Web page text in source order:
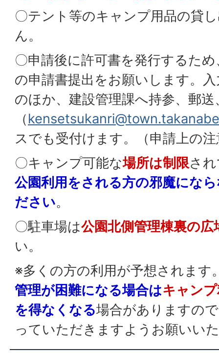
〇テント等のキャンプ用品の貸
ん。
〇申請後に許可書を発行するた
の申請書提出をお願いします。
のほか、建設管理課へ持参、郵
（
スでも受付けます。（申請上の
〇キャンプ可能な場所は制限さ
公園利用をされる方の邪魔にな
ださい。
〇駐車場は公園北側管理棟裏の広
い。
※多くの方の利用が予想されます
管理が困難になる場合はキャン
を得なくなる場合がありますの
っていただきますようお願いい